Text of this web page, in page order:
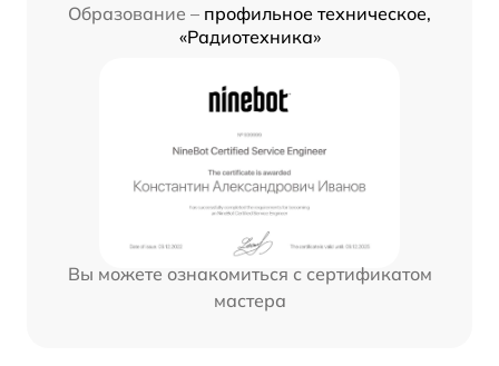
Образование – профильное техническое,
«Радиотехника»
Вы можете ознакомиться с сертификатом
мастера